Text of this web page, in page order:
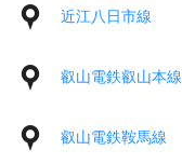
近江八日市線
叡山電鉄叡山本線
叡山電鉄鞍馬線